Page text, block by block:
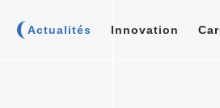
Actualités Innovation